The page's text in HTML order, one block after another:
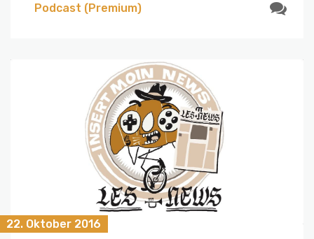
Podcast (Premium)
22. Oktober 2016